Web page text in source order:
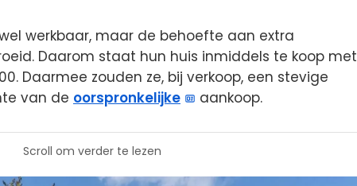
werkbaar, maar de behoefte aan extra
Daarom staat hun huis inmiddels te koop met
Daarmee zouden ze, bij verkoop, een stevige
van de oorspronkelijke aankoop.
Scroll om verder te lezen